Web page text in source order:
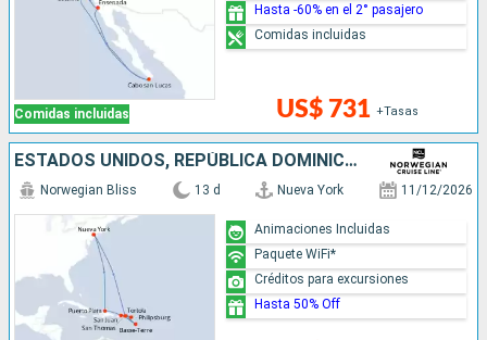
Comidas incluidas US$ 731 +Tasas
Hasta -60% en el 2° pasajero
Comidas incluidas
ESTADOS UNIDOS, REPÚBLICA DOMINICANA, PUERTO RICO, SAN MARTÍN
Norwegian Bliss 13 d Nueva York 11/12/2026
Animaciones Incluidas
Paquete WiFi*
Créditos para excursiones
Hasta 50% Off